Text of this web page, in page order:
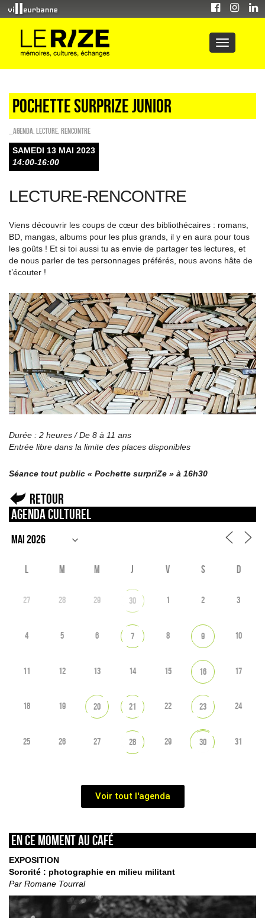
POCHETTE SURPRIZE Junior
_Agenda Lecture Rencontre
SAMEDI 13 MAI 2023
14:00-16:00
LECTURE-RENCONTRE
Viens découvrir les coups de cœur des bibliothécaires : romans,
BD, mangas, albums pour les plus grands, il y en aura pour tous
les goûts ! Et si toi aussi tu as envie de partager tes lectures, et
de nous parler de tes personnages préférés, nous avons hâte de
t’écouter !
Durée : 2 heures / De 8 à 11 ans
Entrée libre dans la limite des places disponibles
Séance tout public « Pochette surpriZe » à 16h30
Retour
Agenda culturel
L M M J V S D
27 28 29 30 1 2 3
4 5 6 7 8 9 10
11 12 13 14 15 16 17
18 19 20 21 22 23 24
25 26 27 28 29 30 31
Voir tout l'agenda
En ce moment au café
EXPOSITION
Sororité : photographie en milieu militant
Par Romane Tourral